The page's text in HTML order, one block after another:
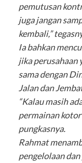
pemutusan
juga jangan
kembali,”
Ia bahkan
jika perusahaan
sama dengan
Jalan dan
“Kalau masih
permainan kotor
pungkasnya.
Rahmat
pengelolaan